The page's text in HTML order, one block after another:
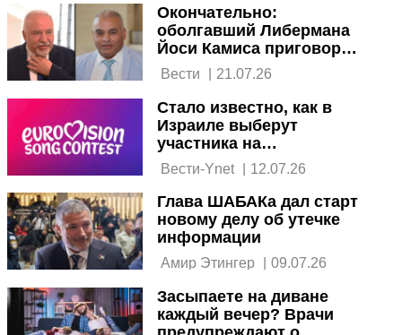
Окончательно:
оболгавший Либермана
Йоси Камиса приговорен
к лишению свободы и
штрафу
| 21.07.26
Стало известно, как в
Израиле выберут
участника на
Евровидение-2027
Вести-Ynet | 12.07.26
Глава ШАБАКа дал старт
новому делу об утечке
информации
Амир Этингер 09.07.26
Засыпаете на диване
каждый вечер? Врачи